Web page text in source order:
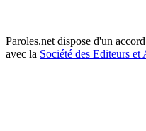
Paroles.net dispose d'un
avec la Société des Editeurs